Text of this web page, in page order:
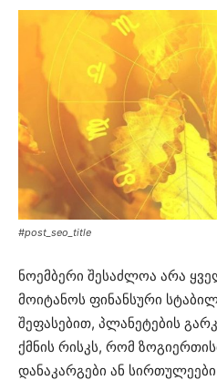
#post_seo_title
ნოემბერი შესაძლოა არა
მოიტანოს ფინანსური
შეფასებით, პლანეტების
ქმნის რისკს, რომ
დანაკარგები ან